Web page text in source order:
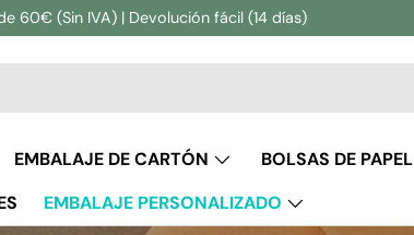
60€ (Sin IVA) | Devolución fácil (14 días)
EMBALAJE DE CARTÓN BOLSAS DE PAPEL
EMBALAJE PERSONALIZADO